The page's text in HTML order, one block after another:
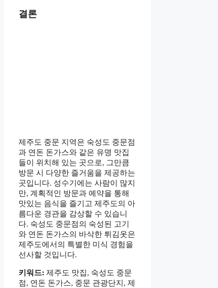
결론
제주도 중문 지역은 숙성도 중문점
과 연돈 돈가스와 같은 유명 맛집
들이 위치해 있는 곳으로, 그만큼
방문 시 다양한 즐거움을 제공하는
곳입니다. 성수기에는 사람이 많지
만, 계획적인 방문과 예약을 통해
맛있는 음식을 즐기고 제주도의 아
름다운 경관을 감상할 수 있습니
다. 숙성도 중문점의 숙성된 고기
와 연돈 돈가스의 바삭한 튀김옷은
제주도에서의 특별한 미식 경험을
선사할 것입니다.
키워드: 제주도 맛집, 숙성도 중문
점, 연돈 돈가스, 중문 관광단지, 제